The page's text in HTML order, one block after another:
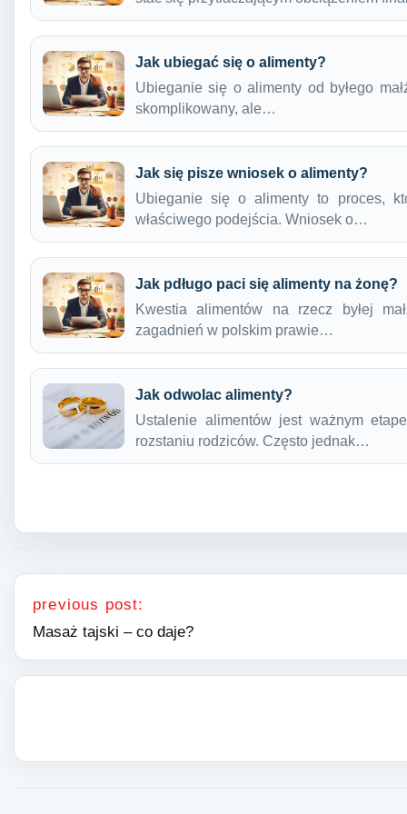
Jak ubiegać się o alimenty?
Ubieganie się o alimenty od byłego
skomplikowany, ale…
Jak się pisze wniosek o alimenty?
Ubieganie się o alimenty to proces,
właściwego podejścia. Wniosek o…
Jak pdługo paci się alimenty na żonę?
Kwestia alimentów na rzecz byłej
zagadnień w polskim prawie…
Jak odwolac alimenty?
Ustalenie alimentów jest ważnym
rozstaniu rodziców. Często jednak…
Nawigacja wpisu
previous post:
Masaż tajski – co daje?